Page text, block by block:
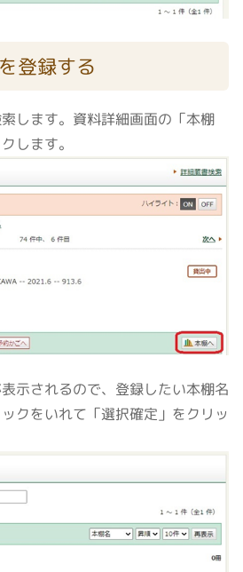
登録する
します。資料詳細画面の「本棚
します。
示されるので、登録したい本棚名
クをいれて「選択確定」をクリッ